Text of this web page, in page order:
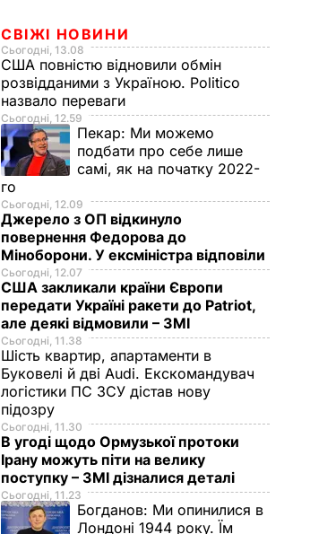
СВІЖІ НОВИНИ
Сьогодні, 13.08
США повністю відновили обмін
розвідданими з Україною. Politico
назвало переваги
Сьогодні, 12.59
Пекар: Ми можемо
подбати про себе лише
самі, як на початку 2022-
го
Сьогодні, 12.09
Джерело з ОП відкинуло
повернення Федорова до
Міноборони. У ексміністра відповіли
Сьогодні, 12.07
США закликали країни Європи
передати Україні ракети до Patriot,
але деякі відмовили – ЗМІ
Сьогодні, 11.38
Шість квартир, апартаменти в
Буковелі й дві Audi. Екскомандувач
логістики ПС ЗСУ дістав нову
підозру
Сьогодні, 11.30
В угоді щодо Ормузької протоки
Ірану можуть піти на велику
поступку – ЗМІ дізналися деталі
Сьогодні, 11.23
Богданов: Ми опинилися в
Лондоні 1944 року. Їм